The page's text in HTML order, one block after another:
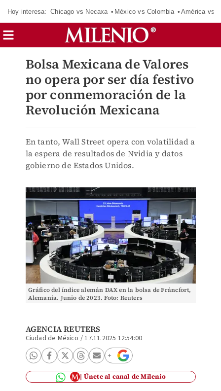
Hoy interesa: Chicago vs Necaxa México vs Colombia América vs
Bolsa Mexicana de Valores
no opera por ser día festivo
por conmemoración de la
Revolución Mexicana
En tanto, Wall Street opera con volatilidad a
la espera de resultados de Nvidia y datos
gobierno de Estados Unidos.
Gráfico del índice alemán DAX en la bolsa de Fráncfort,
Alemania. Junio de 2023. Foto: Reuters
AGENCIA REUTERS
Ciudad de México /17.11.2025 12:54:00
Únete al canal de Milenio